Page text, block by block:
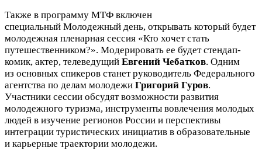
Также в программу МТФ включен
специальный Молодежный день, открывать который будет
молодежная пленарная сессия «Кто хочет стать
путешественником?». Модерировать ее будет стендап-
комик, актер, телеведущий Евгений Чебатков. Одним
из основных спикеров станет руководитель Федерального
агентства по делам молодежи Григорий Гуров.
Участники сессии обсудят возможности развития
молодежного туризма, инструменты вовлечения молодых
людей в изучение регионов России и перспективы
интеграции туристических инициатив в образовательные
и карьерные траектории молодежи.